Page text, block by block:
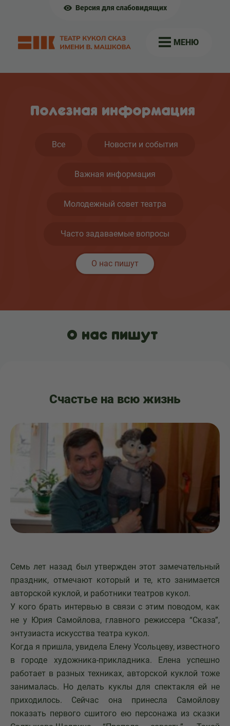
Версия для слабовидящих
МЕНЮ
Полезная информация
Все Новости и события
Важная информация
Молодежный совет театра
Часто задаваемые вопросы
О нас пишут
О нас пишут
Счастье на всю жизнь
Семь лет назад был утвержден этот замечательный
праздник, отмечают который и те, кто занимается
авторской куклой, и работники театров кукол.
У кого брать интервью в связи с этим поводом, как
не у Юрия Самойлова, главного режиссера “Сказа”,
энтузиаста искусства театра кукол.
Когда я пришла, увидела Елену Усольцеву, известного
в городе художника-прикладника. Елена успешно
работает в разных техниках, авторской куклой тоже
занималась. Но делать куклы для спектакля ей не
приходилось. Сейчас она принесла Самойлову
показать первого сшитого ею персонажа из сказки